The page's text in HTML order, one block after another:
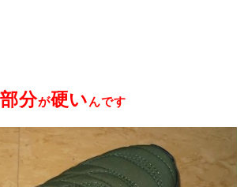
分が硬い んです